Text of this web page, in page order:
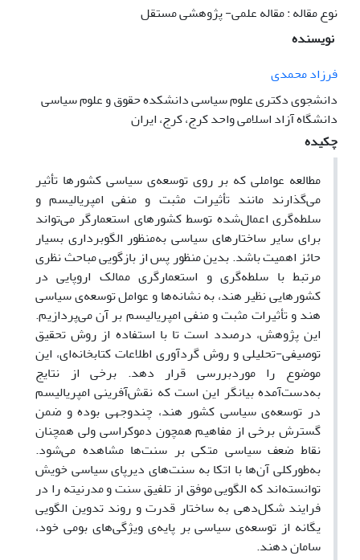
نوع مقاله : مقاله علمی- پژوهشی مستقل
نویسنده
فرزاد محمدی
دانشجوی دکتری علوم سیاسی دانشکده حقوق و علوم سیاسی
دانشگاه آزاد اسلامی واحد کرج، کرج، ایران
چکیده
مطالعه عواملی که بر روی توسعه‌ی سیاسی کشورها تأثیر
می‌گذارند مانند تأثیرات مثبت و منفی امپریالیسم و
سلطه‌گری اعمال‌شده توسط کشورهای استعمارگر می‌تواند
برای سایر ساختارهای سیاسی به‌منظور الگوبرداری بسیار
حائز اهمیت باشد. بدین منظور پس از بازگویی مباحث نظری
مرتبط با سلطه‌گری و استعمارگری ممالک اروپایی در
کشورهایی نظیر هند، به نشانه‌ها و عوامل توسعه‌ی سیاسی
هند و تأثیرات مثبت و منفی امپریالیسم بر آن می‌پردازیم.
این پژوهش، درصدد است تا با استفاده از روش تحقیق
توصیفی-تحلیلی و روش گردآوری اطلاعات کتابخانه‌ای، این
موضوع را موردبررسی قرار دهد. برخی از نتایج
به‌دست‌آمده بیانگر این است که نقش‌آفرینی امپریالیسم
در توسعه‌ی سیاسی کشور هند، چندوجهی بوده و ضمن
گسترش برخی از مفاهیم همچون دموکراسی ولی همچنان
نقاط ضعف سیاسی متکی بر سنت‌ها مشاهده می‌شود.
به‌طورکلی آن‌ها با اتکا به سنت‌های دیرپای سیاسی خویش
توانسته‌اند که الگویی موفق از تلفیق سنت و مدرنیته را در
فرایند شکل‌دهی به ساختار قدرت و روند تدوین الگویی
یگانه از توسعه‌ی سیاسی بر پایه‌ی ویژگی‌های بومی خود،
سامان دهند.